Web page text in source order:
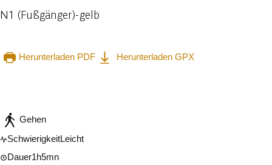
N1 (Fußgänger)-gelb
Herunterladen PDF
Herunterladen GPX
Gehen
SchwierigkeitLeicht
Dauer1h5mn